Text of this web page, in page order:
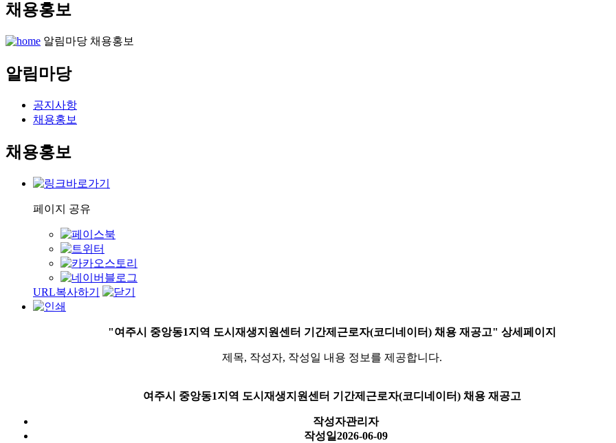
채용홍보
알림마당 채용홍보
알림마당
공지사항
채용홍보
채용홍보
페이지 공유
URL복사하기
"여주시 중앙동1지역 도시재생지원센터 기간제근로자(코디네이터) 채용 재공고" 상세페이지
제목, 작성자, 작성일 내용 정보를 제공합니다.
여주시 중앙동1지역 도시재생지원센터 기간제근로자(코디네이터) 채용 재공고
작성자관리자
작성일2026-06-09